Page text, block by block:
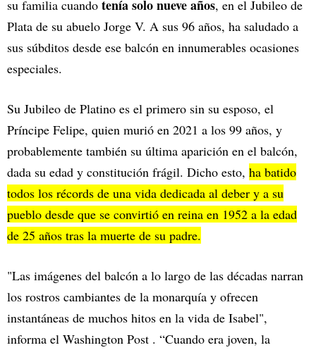
su familia cuando tenía solo nueve años, en el Jubileo de
Plata de su abuelo Jorge V. A sus 96 años, ha saludado a
sus súbditos desde ese balcón en innumerables ocasiones
especiales.
Su Jubileo de Platino es el primero sin su esposo, el
Príncipe Felipe, quien murió en 2021 a los 99 años, y
probablemente también su última aparición en el balcón,
dada su edad y constitución frágil. Dicho esto, ha batido
todos los récords de una vida dedicada al deber y a su
pueblo desde que se convirtió en reina en 1952 a la edad
de 25 años tras la muerte de su padre.
"Las imágenes del balcón a lo largo de las décadas narran
los rostros cambiantes de la monarquía y ofrecen
instantáneas de muchos hitos en la vida de Isabel",
informa el Washington Post . “Cuando era joven, la